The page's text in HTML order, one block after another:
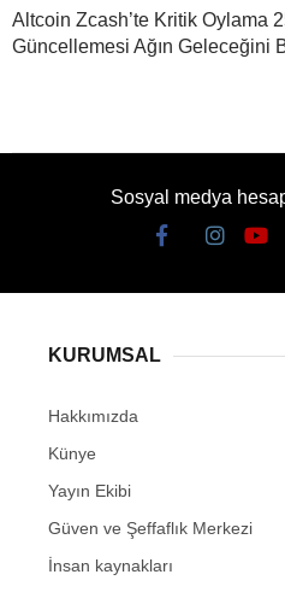
Altcoin Zcash’te Kritik Oylama
Güncellemesi Ağın Geleceğini
Sosyal medya
KURUMSAL
Hakkımızda
Künye
Yayın Ekibi
Güven ve Şeffaflık Merkezi
İnsan kaynakları